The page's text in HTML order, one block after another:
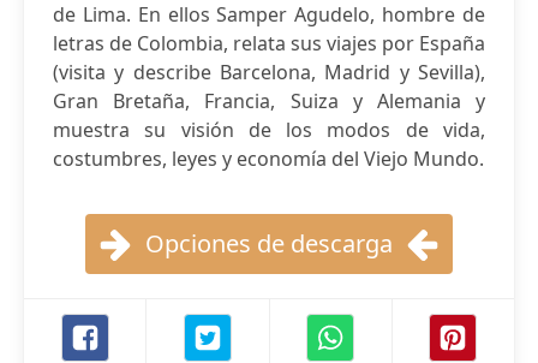
de Lima. En ellos Samper Agudelo, hombre de
letras de Colombia, relata sus viajes por España
(visita y describe Barcelona, Madrid y Sevilla),
Gran Bretaña, Francia, Suiza y Alemania y
muestra su visión de los modos de vida,
costumbres, leyes y economía del Viejo Mundo.
Opciones de descarga